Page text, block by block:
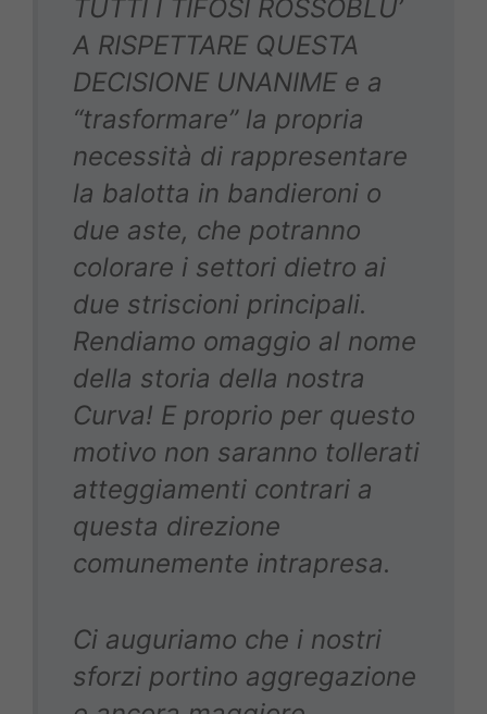
TUTTI I TIFOSI ROSSOBLU’
A RISPETTARE QUESTA
DECISIONE UNANIME e a
“trasformare” la propria
necessità di rappresentare
la balotta in bandieroni o
due aste, che potranno
colorare i settori dietro ai
due striscioni principali.
Rendiamo omaggio al nome
della storia della nostra
Curva! E proprio per questo
motivo non saranno tollerati
atteggiamenti contrari a
questa direzione
comunemente intrapresa.
Ci auguriamo che i nostri
sforzi portino aggregazione